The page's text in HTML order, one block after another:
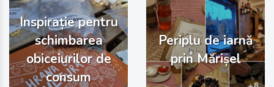
Inspirație pentru
schimbarea
obiceiurilor de
consum
Periplu de iarnă
prin Mărișel